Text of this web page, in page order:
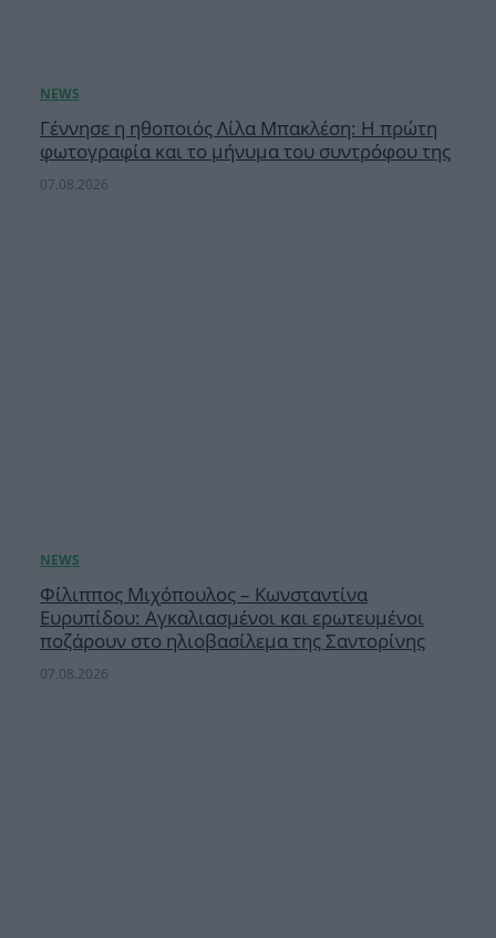
Γέννησε η ηθοποιός Λίλα Μπακλέση: Η πρώτη
φωτογραφία και το μήνυμα του συντρόφου της
07.08.2026
Φίλιππος Μιχόπουλος – Κωνσταντίνα
Ευρυπίδου: Αγκαλιασμένοι και ερωτευμένοι
ποζάρουν στο ηλιοβασίλεμα της Σαντορίνης
07.08.2026